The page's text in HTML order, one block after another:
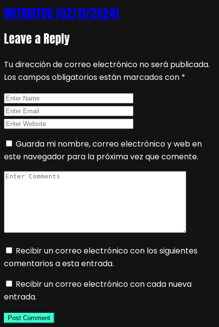
NOTIDATOS (02/11/2024)
Leave a Reply
Tu dirección de correo electrónico no será publicada.
Los campos obligatorios están marcados con *
Guarda mi nombre, correo electrónico y web en
este navegador para la próxima vez que comente.
Recibir un correo electrónico con los siguientes
comentarios a esta entrada.
Recibir un correo electrónico con cada nueva
entrada.